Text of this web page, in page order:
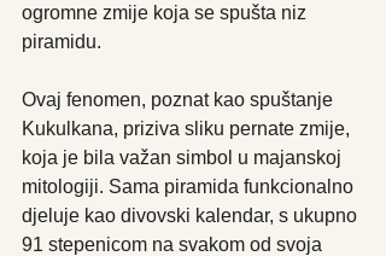
ogromne zmije koja se spušta niz
piramidu.
Ovaj fenomen, poznat kao spuštanje
Kukulkana, priziva sliku pernate zmije,
koja je bila važan simbol u majanskoj
mitologiji. Sama piramida funkcionalno
djeluje kao divovski kalendar, s ukupno
91 stepenicom na svakom od svoja